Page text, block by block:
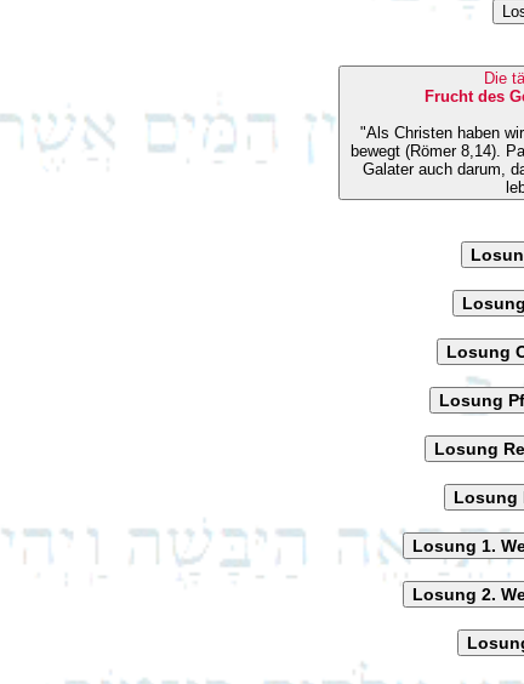
Die
Frucht des
"Als Christen haben
bewegt (Römer 8,14). Paulus ging es in seinem Brief an die
Galater auch darum,
Losung
Losung
Losung
Losung
Losung 1.
Losung 2.